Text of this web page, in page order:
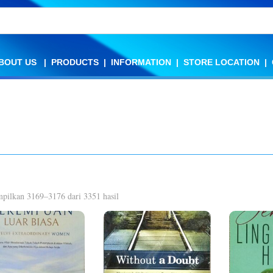
US | PRODUCTS | INFORMATION | STORE LOCATION |
US | PRODUCTS | INFORMATION | STORE LOCATION |
3169–3176 dari 3351 hasil
yang
terbaru